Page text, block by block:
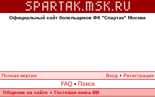
Официальный сайт болельщиков ФК "Спартак" Москва
Полная версия Вход • Регистрация
FAQ • Поиск
Общение на сайте » Гостевая книга ВВ